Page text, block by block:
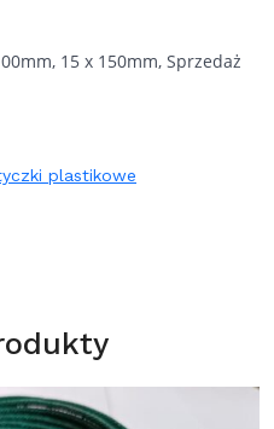
15 x 150mm, Sprzedaż
plastikowe